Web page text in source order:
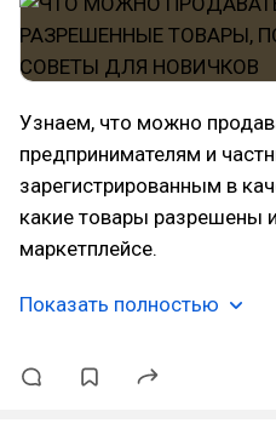
Узнаем, что можно
предпринимателям и
зарегистрированным в
какие товары разрешены
маркетплейсе.
Показать полностью